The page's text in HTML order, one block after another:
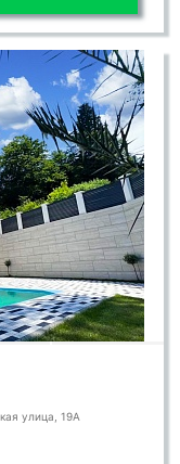
улица, 19А